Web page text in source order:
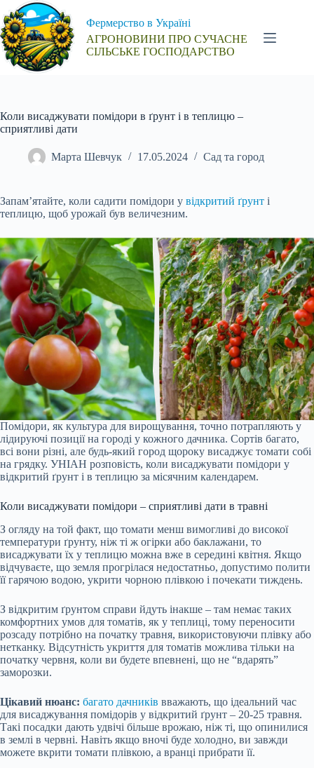
Перейти
до
вмісту
Фермерство в Україні
АГРОНОВИНИ ПРО СУЧАСНЕ
СІЛЬСЬКЕ ГОСПОДАРСТВО
Коли висаджувати помідори в ґрунт і в теплицю –
сприятливі дати
Марта Шевчук 17.05.2024 Сад та город
Запам’ятайте, коли садити помідори у відкритий ґрунт і
теплицю, щоб урожай був величезним.
Помідори, як культура для вирощування, точно потрапляють у
лідируючі позиції на городі у кожного дачника. Сортів багато,
всі вони різні, але будь-який город щороку висаджує томати собі
на грядку. УНІАН розповість, коли висаджувати помідори у
відкритий ґрунт і в теплицю за місячним календарем.
Коли висаджувати помідори – сприятливі дати в травні
З огляду на той факт, що томати менш вимогливі до високої
температури ґрунту, ніж ті ж огірки або баклажани, то
висаджувати їх у теплицю можна вже в середині квітня. Якщо
відчуваєте, що земля прогрілася недостатньо, допустимо полити
її гарячою водою, укрити чорною плівкою і почекати тиждень.
З відкритим ґрунтом справи йдуть інакше – там немає таких
комфортних умов для томатів, як у теплиці, тому переносити
розсаду потрібно на початку травня, використовуючи плівку або
нетканку. Відсутність укриття для томатів можлива тільки на
початку червня, коли ви будете впевнені, що не “вдарять”
заморозки.
Цікавий нюанс: багато дачників вважають, що ідеальний час
для висаджування помідорів у відкритий ґрунт – 20-25 травня.
Такі посадки дають удвічі більше врожаю, ніж ті, що опинилися
в землі в червні. Навіть якщо вночі буде холодно, ви завжди
можете вкрити томати плівкою, а вранці прибрати її.